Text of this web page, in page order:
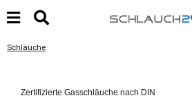
Schläuche
Zertifizierte Gasschläuche nach DIN